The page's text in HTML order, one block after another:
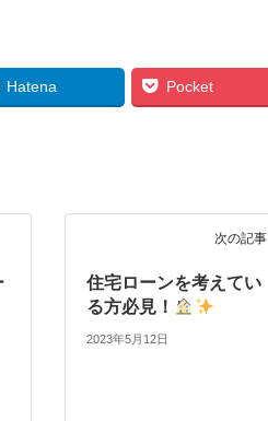
Hatena Pocket
次の記事
住宅ローンを考えてい
る方必見！
2023年5月12日